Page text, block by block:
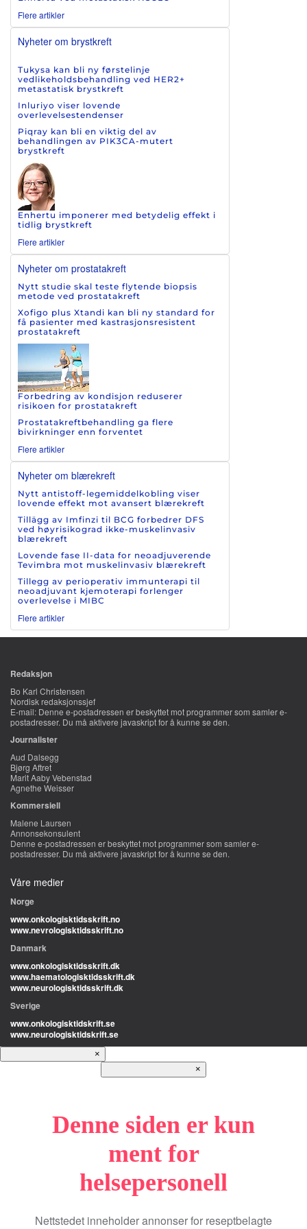
Flere artikler
Nyheter om brystkreft
Tukysa kan bli ny førstelinje
vedlikeholdsbehandling ved HER2+
metastatisk brystkreft
Inluriyo viser lovende
overlevelsestendenser
Piqray kan bli en viktig del av
behandlingen av PIK3CA-mutert
brystkreft
Enhertu imponerer med betydelig effekt i
tidlig brystkreft
Flere artikler
Nyheter om prostatakreft
Nytt studie skal teste flytende biopsis
metode ved prostatakreft
Xofigo plus Xtandi kan bli ny standard for
få pasienter med kastrasjonsresistent
prostatakreft
Forbedring av kondisjon reduserer
risikoen for prostatakreft
Prostatakreftbehandling ga flere
bivirkninger enn forventet
Flere artikler
Nyheter om blærekreft
Nytt antistoff-legemiddelkobling viser
lovende effekt mot avansert blærekreft
Tillägg av Imfinzi til BCG forbedrer DFS
ved høyrisikograd ikke-muskelinvasiv
blærekreft
Lovende fase II-data for neoadjuverende
Tevimbra mot muskelinvasiv blærekreft
Tillegg av perioperativ immunterapi til
neoadjuvant kjemoterapi forlenger
overlevelse i MIBC
Flere artikler
Redaksjon
Bo Karl Christensen
Nordisk redaksjonssjef
E-mail: Denne e-postadressen er beskyttet mot programmer som samler e-
postadresser. Du må aktivere javaskript for å kunne se den.
Journalister
Aud Dalsegg
Bjørg Aftret
Marit Aaby Vebenstad
Agnethe Weisser
Kommersiell
Malene Laursen
Annonsekonsulent
Denne e-postadressen er beskyttet mot programmer som samler e-
postadresser. Du må aktivere javaskript for å kunne se den.
Våre medier
Norge
www.onkologisktidsskrift.no
www.nevrologisktidsskrift.no
Danmark
www.onkologisktidsskrift.dk
www.haematologisktidsskrift.dk
www.neurologisktidsskrift.dk
Sverige
www.onkologisktidskrift.se
www.neurologisktidskrift.se
×
×
Denne siden er kun
ment for
helsepersonell
Nettstedet inneholder annonser for reseptbelagte